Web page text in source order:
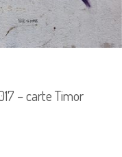
– carte
– carte Timor